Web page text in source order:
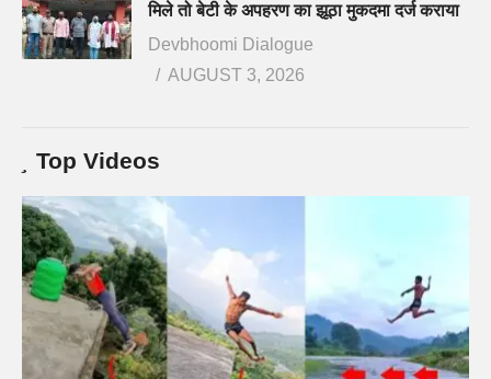
मिले तो बेटी के अपहरण का झूठा मुकदमा दर्ज कराया
Devbhoomi Dialogue
AUGUST 3, 2026
Top Videos